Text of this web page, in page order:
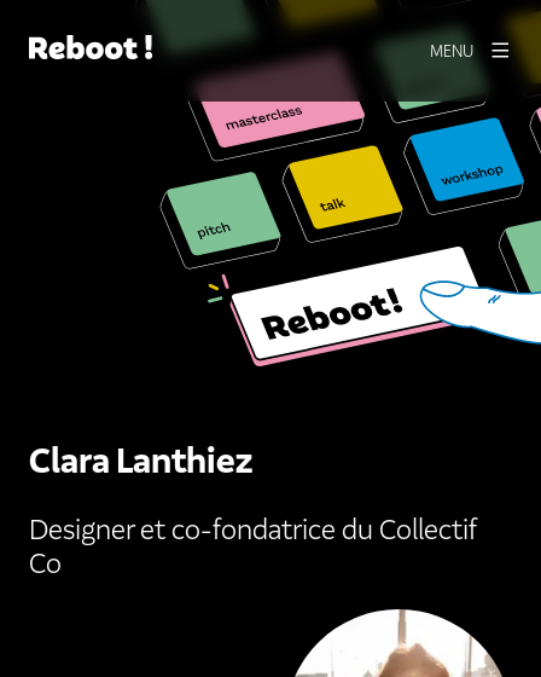
MENU
Clara Lanthiez
Designer et co-fondatrice du Collectif
Co
Agrandir